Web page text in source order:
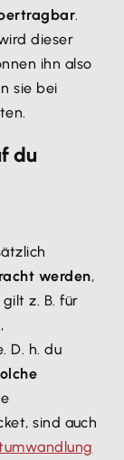
.
dieser
ihn also
sie bei
du
werden,
gilt z. B. für
D. h. du
sind auch